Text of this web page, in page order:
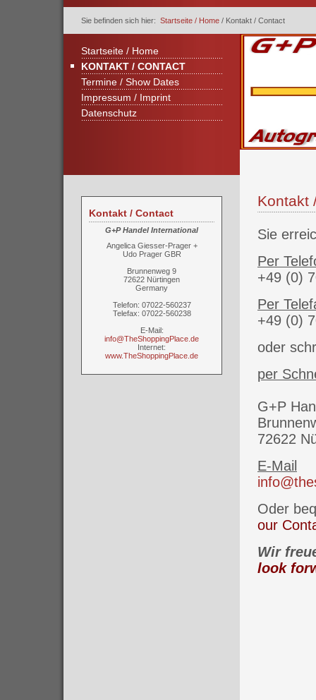
Sie befinden sich hier: Startseite / Home / Kontakt / Contact
Startseite / Home
KONTAKT / CONTACT
Termine / Show Dates
Impressum / Imprint
Datenschutz
Kontakt / Contact
G+P Handel International
Angelica Giesser-Prager +
Udo Prager GBR
Brunnenweg 9
72622 Nürtingen
Germany
Telefon: 07022-560237
Telefax: 07022-560238
E-Mail:
info@TheShoppingPlace.de
Internet:
www.TheShoppingPlace.de
Kontakt
Sie
Per
+49 (0)
Per
+49 (0)
oder
per
G+P
72622
E-Mail
Oder
our
Wir
look